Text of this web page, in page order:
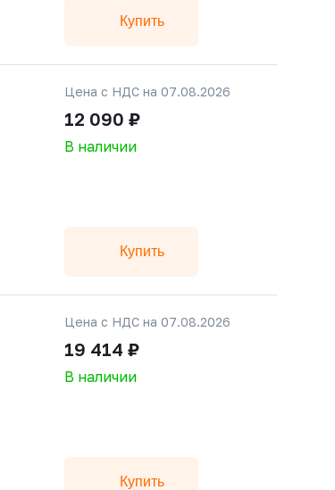
Купить
Цена с НДС на 07.08.2026
12 090 ₽
В наличии
Купить
Цена с НДС на 07.08.2026
19 414 ₽
В наличии
Купить